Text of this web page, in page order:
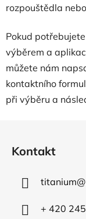
rozpouštědla
Pokud
výběrem a
můžete nám
kontaktního
při výběru a
Kontakt
titanium@
+ 420